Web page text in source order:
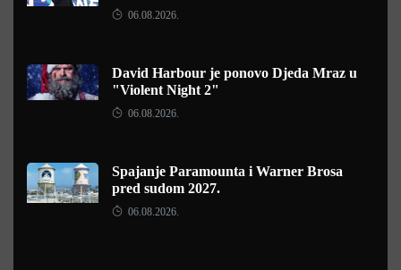
06.08.2026.
David Harbour je ponovo Djeda Mraz u
"Violent Night 2"
06.08.2026.
Spajanje Paramounta i Warner Brosa
pred sudom 2027.
06.08.2026.